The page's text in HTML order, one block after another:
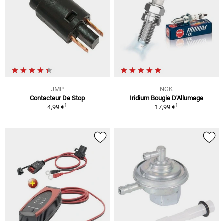
JMP
Contacteur De Stop
4,99 €1
NGK
Iridium Bougie D'Allumage
17,99 €1